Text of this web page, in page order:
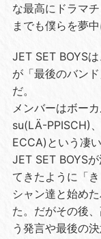
な最高にドラマ
までも僕らを夢中
JET SET BOYS
が「最後のバン
だ。
メンバーはボー
su(LÄ-PPISCH)
ECCA)という凄
JET SET BOYS
てきたように「
シャン達と始め
た。だがその後
う発言や最後の